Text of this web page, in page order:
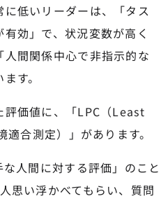
低いリーダーは、「タス
効」で、状況変数が高く
間関係中心で非指示的な
す。
評価値に、「LPC（Least
合測定）」があります。
人間に対する評価」のこと
思い浮かべてもらい、質問